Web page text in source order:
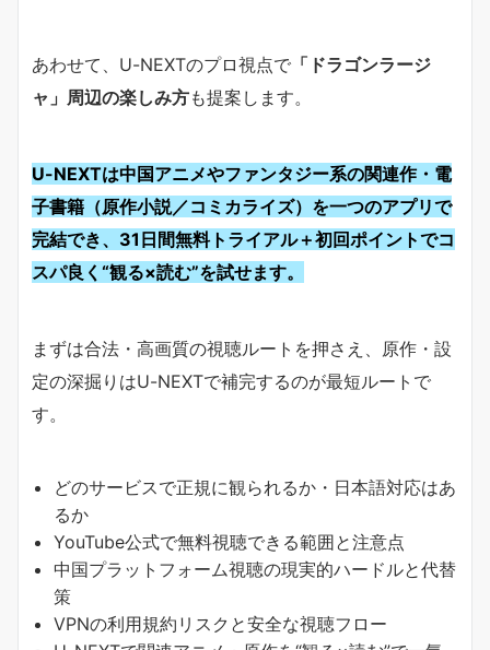
あわせて、U-NEXTのプロ視点で 「ドラゴンラージ
ャ」周辺の楽しみ方も提案します。
U-NEXTは中国アニメやファンタジー系の関連作・電
子書籍（原作小説／コミカライズ）を一つのアプリで
完結でき、31日間無料トライアル＋初回ポイントでコ
スパ良く“観る×読む”を試せます。
まずは合法・高画質の視聴ルートを押さえ、原作・設
定の深掘りはU-NEXTで補完するのが最短ルートで
す。
どのサービスで正規に観られるか・日本語対応はあ
るか
YouTube公式で無料視聴できる範囲と注意点
中国プラットフォーム視聴の現実的ハードルと代替
策
VPNの利用規約リスクと安全な視聴フロー